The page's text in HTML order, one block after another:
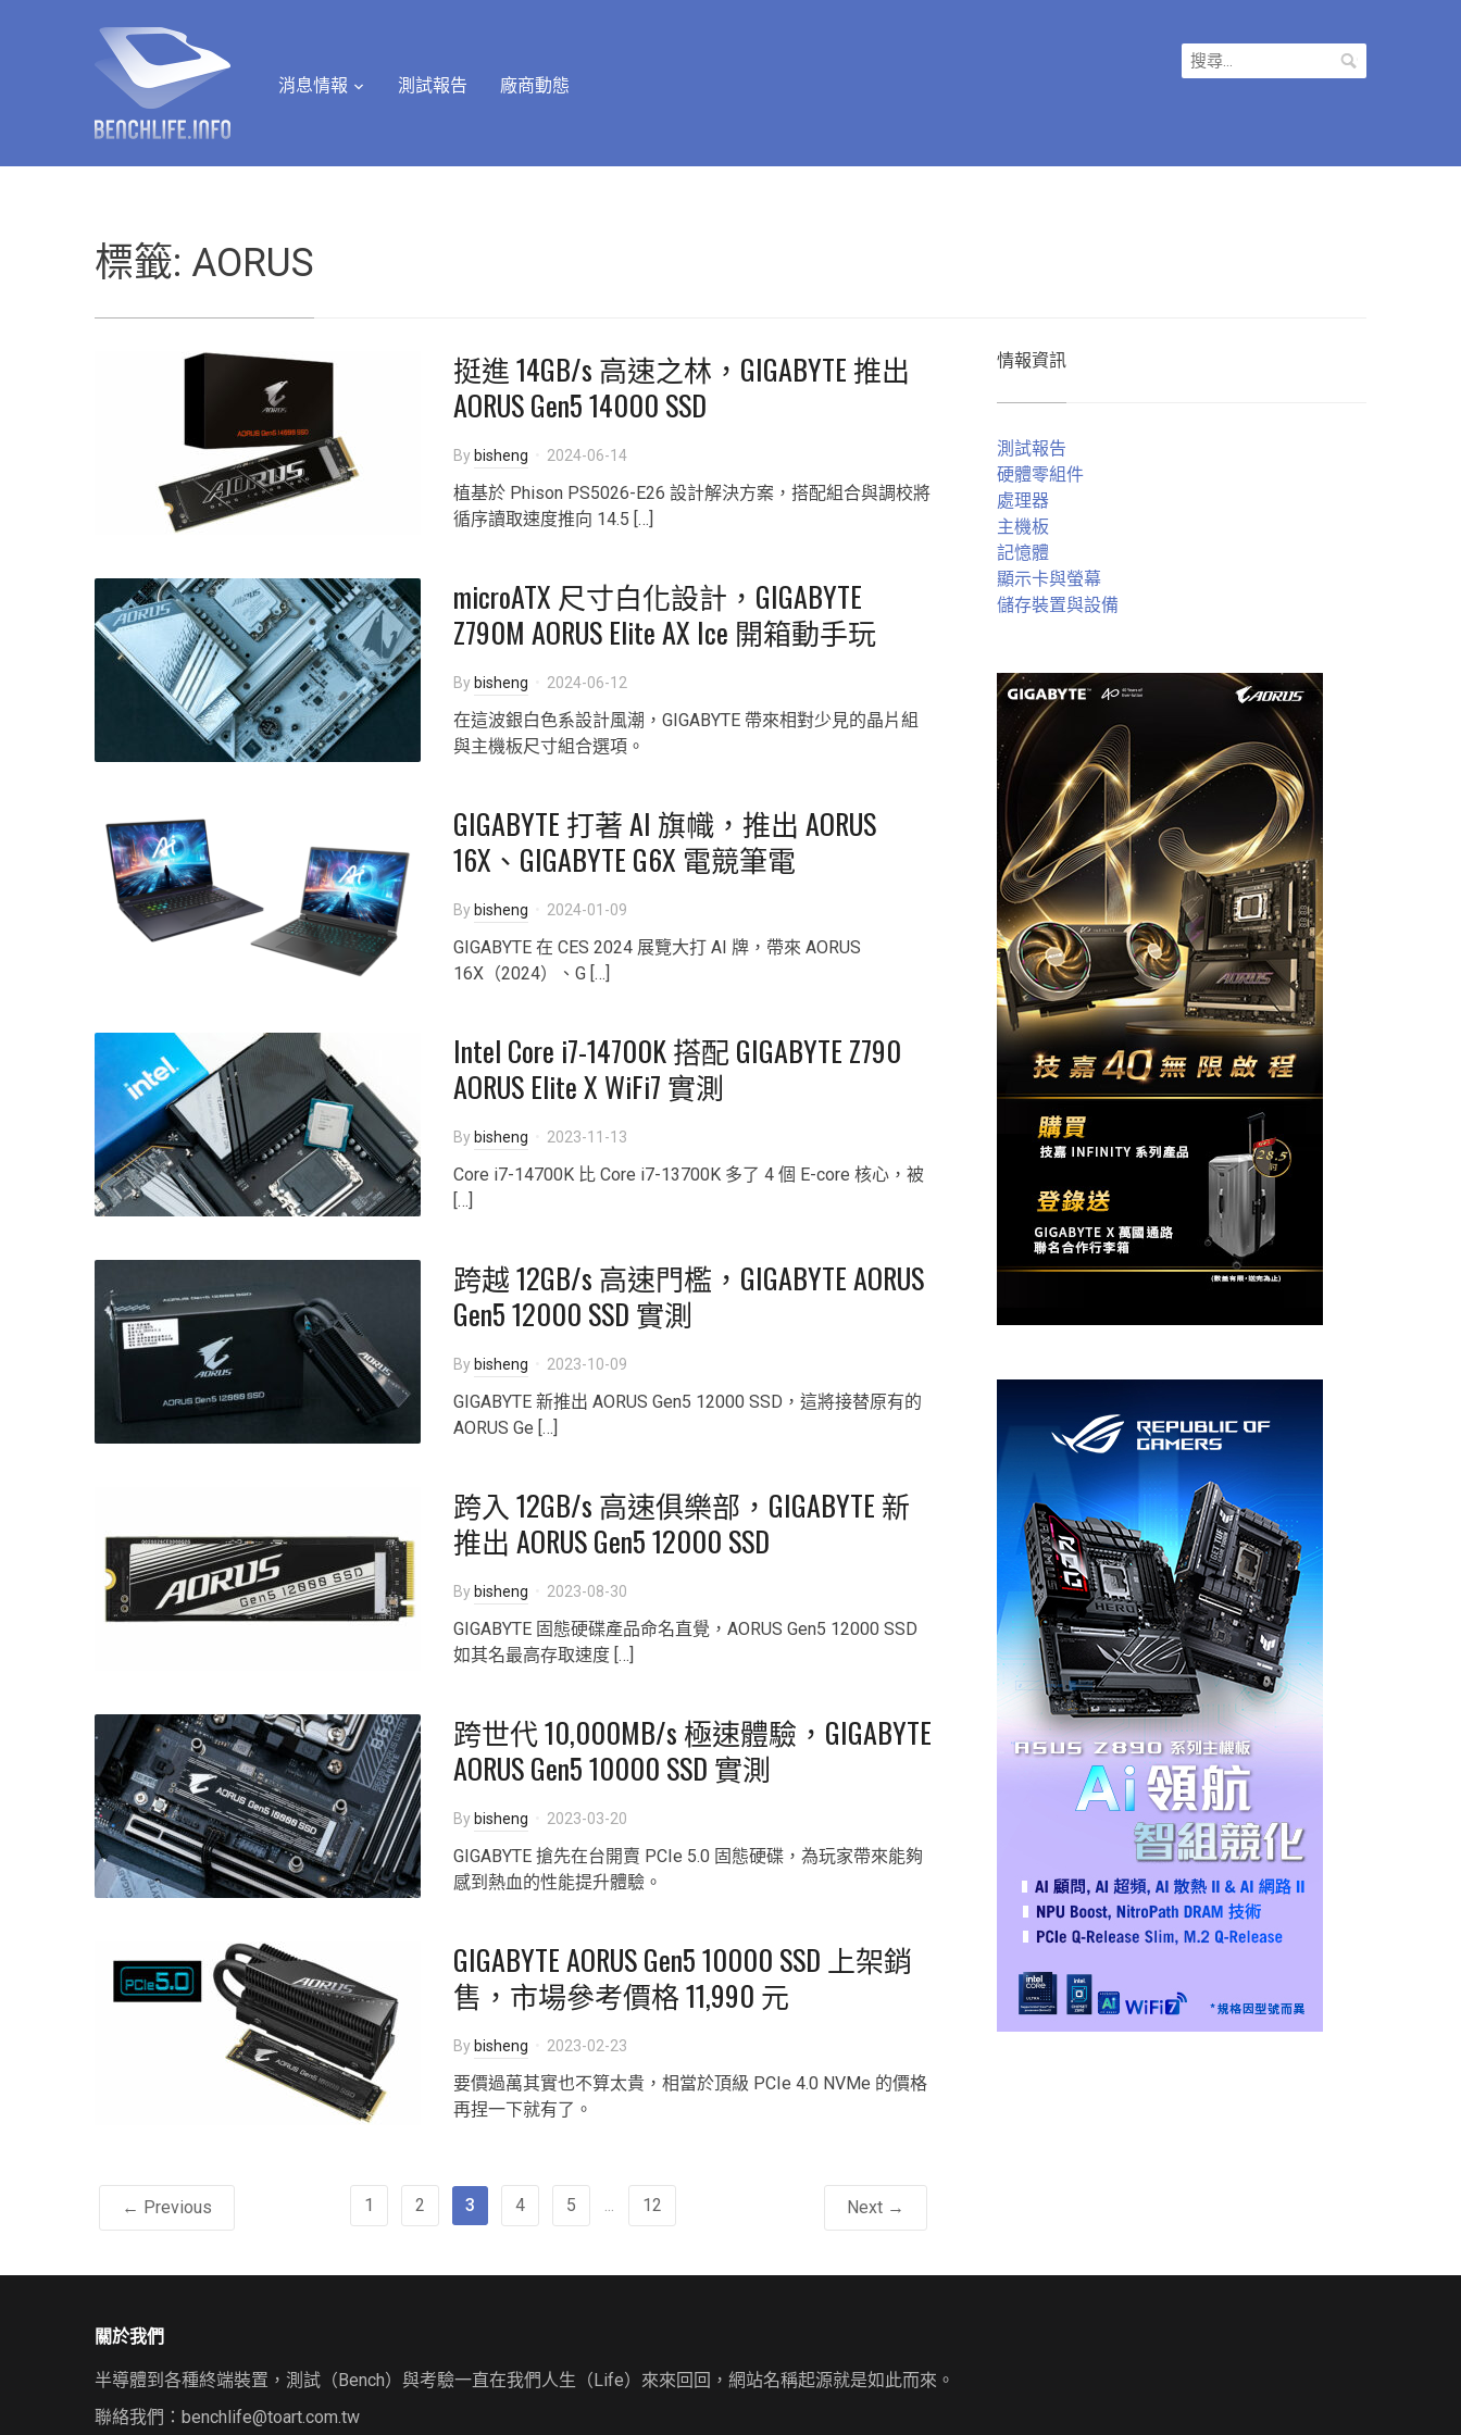
消息情報 測試報告 廠商動態
搜
尋
標籤: AORUS
挺進 14GB/s 高速之林，GIGABYTE 推出
AORUS Gen5 14000 SSD
By bisheng 2024-06-14
植基於 Phison PS5026-E26 設計解決方案，搭配組合與調校將
循序讀取速度推向 14.5 […]
microATX 尺寸白化設計，GIGABYTE
Z790M AORUS Elite AX Ice 開箱動手玩
By bisheng 2024-06-12
在這波銀白色系設計風潮，GIGABYTE 帶來相對少見的晶片組
與主機板尺寸組合選項。
GIGABYTE 打著 AI 旗幟，推出 AORUS
16X、GIGABYTE G6X 電競筆電
By bisheng 2024-01-09
GIGABYTE 在 CES 2024 展覽大打 AI 牌，帶來 AORUS
16X（2024）、G […]
Intel Core i7-14700K 搭配 GIGABYTE Z790
AORUS Elite X WiFi7 實測
By bisheng 2023-11-13
Core i7-14700K 比 Core i7-13700K 多了 4 個 E-core 核心，被
[…]
跨越 12GB/s 高速門檻，GIGABYTE AORUS
Gen5 12000 SSD 實測
By bisheng 2023-10-09
GIGABYTE 新推出 AORUS Gen5 12000 SSD，這將接替原有的
AORUS Ge […]
跨入 12GB/s 高速俱樂部，GIGABYTE 新
推出 AORUS Gen5 12000 SSD
By bisheng 2023-08-30
GIGABYTE 固態硬碟產品命名直覺，AORUS Gen5 12000 SSD
如其名最高存取速度 […]
跨世代 10,000MB/s 極速體驗，GIGABYTE
AORUS Gen5 10000 SSD 實測
By bisheng 2023-03-20
GIGABYTE 搶先在台開賣 PCIe 5.0 固態硬碟，為玩家帶來能夠
感到熱血的性能提升體驗。
GIGABYTE AORUS Gen5 10000 SSD 上架銷
售，市場參考價格 11,990 元
By bisheng 2023-02-23
要價過萬其實也不算太貴，相當於頂級 PCIe 4.0 NVMe 的價格
再捏一下就有了。
← Previous 1 2 3 4 5 ... 12 Next →
情報資訊
測試報告
硬體零組件
處理器
主機板
記憶體
顯示卡與螢幕
儲存裝置與設備
關於我們
半導體到各種終端裝置，測試（Bench）與考驗一直在我們人生（Life）來來回回，網站名稱起源就是如此而來。
聯絡我們： benchlife@toart.com.tw